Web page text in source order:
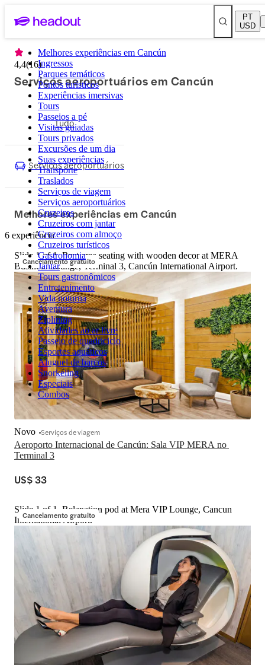
PT
USD
Melhores experiências em Cancún
Ingressos
Parques temáticos
Pontos turísticos
Experiências imersivas
Tours
Passeios a pé
Visitas guiadas
Tours privados
Excursões de um dia
Suas experiências
Transporte
Traslados
Serviços de viagem
Serviços aeroportuários
Cruzeiros
Cruzeiros com jantar
Cruzeiros com almoço
Cruzeiros turísticos
Gastronomia
Jantar
Tours gastronômicos
Entretenimento
Vida noturna
Aventura
Ziplining
Atividades ao ar livre
Passeio de quadriciclo
Esportes aquáticos
Aluguel de barcos
Snorkeling
Especiais
Combos
4,4(16)
Serviços aeroportuários em Cancún
Tudo
Serviços aeroportuários
Melhores experiências em Cancún
6 experiência
Cancelamento gratuito
Slide 1 of 1, Rest area seating with wooden decor at MERA
Business Lounge, Terminal 3, Cancún International Airport.
Aeroporto Internacional de Cancún: Sala VIP MERA no
Terminal 3
Novo Serviços de viagem
US$ 33
Cancelamento gratuito
Slide 1 of 1, Relaxation pod at Mera VIP Lounge, Cancun
International Airport.